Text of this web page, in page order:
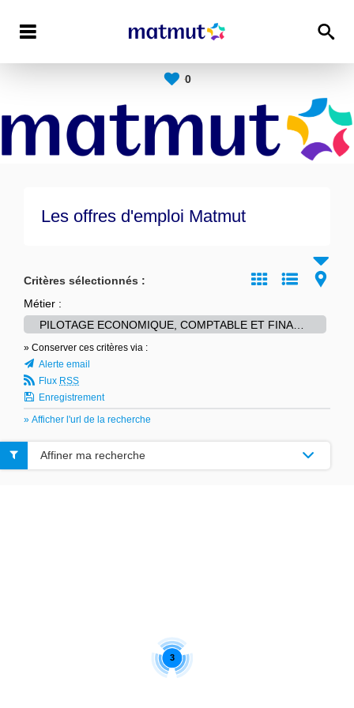
0
Les offres d'emploi Matmut
Critères sélectionnés :
Métier :
» Conserver ces critères via :
Alerte email
Flux RSS
Enregistrement
» Afficher l'url de la recherche
3
Affiner ma recherche